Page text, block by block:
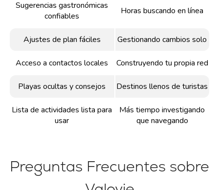
Sugerencias gastronómicas
confiables
Horas buscando en línea
Ajustes de plan fáciles Gestionando cambios solo
Acceso a contactos locales Construyendo tu propia red
Playas ocultas y consejos Destinos llenos de turistas
Lista de actividades lista para
usar
Más tiempo investigando
que navegando
Preguntas Frecuentes sobre